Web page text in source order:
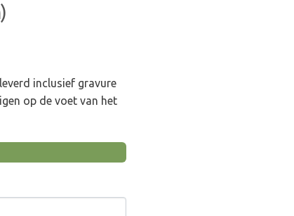
inclusief gravure
op de voet van het